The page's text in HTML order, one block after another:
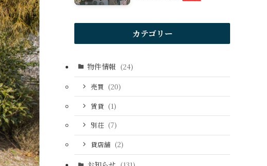
カテゴリー
物件情報 (24)
売買 (20)
賃貸 (1)
別荘 (7)
貸店舗 (2)